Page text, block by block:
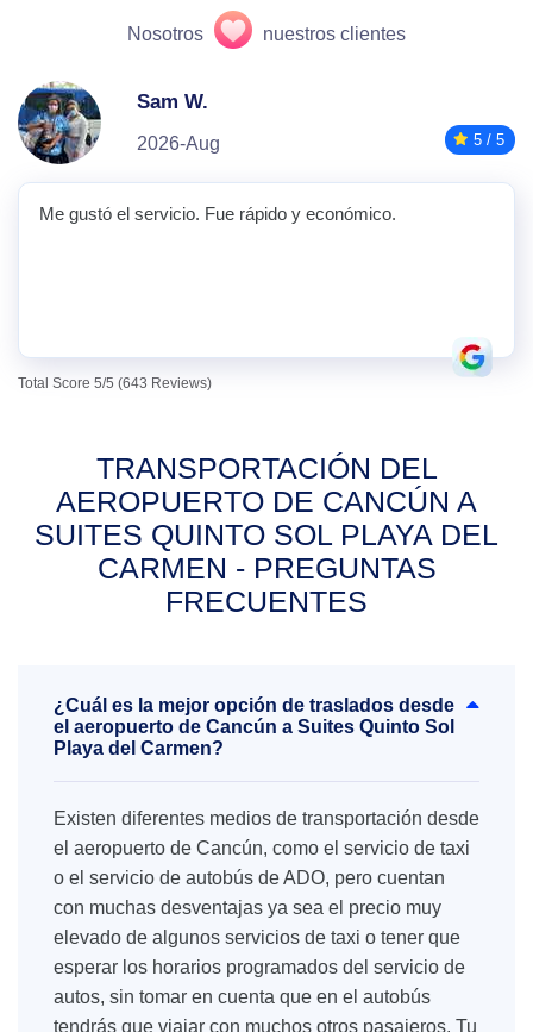
Nosotros nuestros clientes
Sam W.
2026-Aug 5 / 5
Me gustó el servicio. Fue rápido y económico.
Total Score 5/5 (643 Reviews)
TRANSPORTACIÓN DEL
AEROPUERTO DE CANCÚN A
SUITES QUINTO SOL PLAYA DEL
CARMEN - PREGUNTAS
FRECUENTES
¿Cuál es la mejor opción de traslados desde
el aeropuerto de Cancún a Suites Quinto Sol
Playa del Carmen?
Existen diferentes medios de transportación desde
el aeropuerto de Cancún, como el servicio de taxi
o el servicio de autobús de ADO, pero cuentan
con muchas desventajas ya sea el precio muy
elevado de algunos servicios de taxi o tener que
esperar los horarios programados del servicio de
autos, sin tomar en cuenta que en el autobús
tendrás que viajar con muchos otros pasajeros. Tu